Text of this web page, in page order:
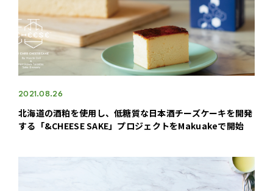
2021.08.26
北海道の酒粕を使用し、低糖質な日本酒チーズケーキを開発
する「&CHEESE SAKE」プロジェクトをMakuakeで開始